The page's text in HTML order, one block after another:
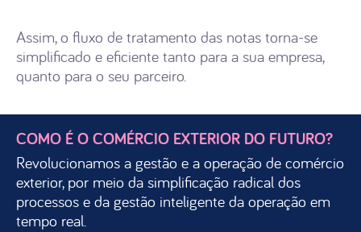
Assim, o fluxo de tratamento das notas torna-se
simplificado e eficiente tanto para a sua empresa,
quanto para o seu parceiro.
COMO É O COMÉRCIO EXTERIOR DO FUTURO?
Revolucionamos a gestão e a operação de comércio
exterior, por meio da simplificação radical dos
processos e da gestão inteligente da operação em
tempo real.